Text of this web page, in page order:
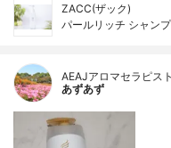
ZACC(ザック)
パールリッチ シャン
AEAJアロマセラピスト
あずあず